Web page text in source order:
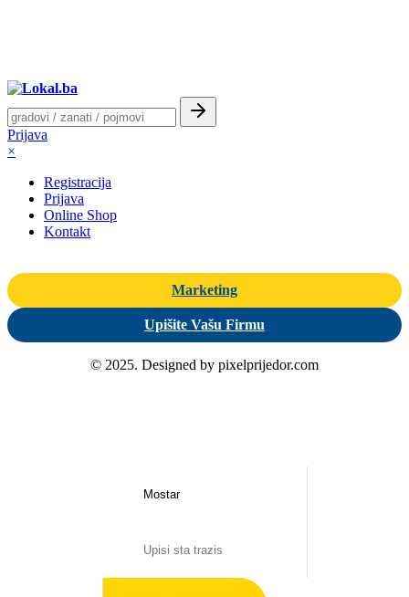
Prijava
×
Registracija
Prijava
Online Shop
Kontakt
Marketing
Upišite Vašu Firmu
© 2025. Designed by pixelprijedor.com